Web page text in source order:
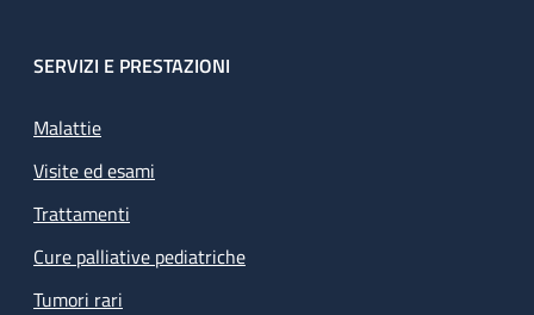
SERVIZI E PRESTAZIONI
Malattie
Visite ed esami
Trattamenti
Cure palliative pediatriche
Tumori rari